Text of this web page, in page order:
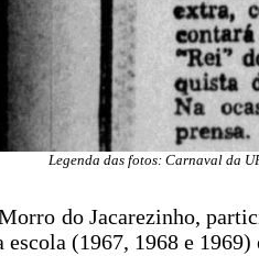
Legenda das fotos: Carnaval da
do Jacarezinho,
(1967, 1968 e